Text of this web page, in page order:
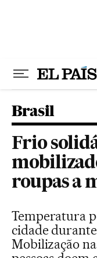
Brasil
Frio
roupas a
Temperatura
cidade
Mobilização